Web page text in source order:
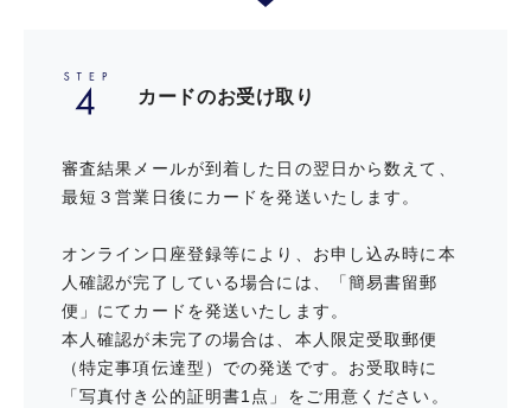
最も上達にフォーカスしたゴルフス
『Lounge Range』ご優待
スイングタイプ診断 by TensorGolfご
優待
カードのお受け取り
審査結果メールが到着した日の翌日から数えて、
最短３営業日後にカードを発送いたします。
オンライン口座登録等により、お申し込み時に本
人確認が完了している場合には、「簡易書留郵
便」にてカードを発送いたします。
本人確認が未完了の場合は、本人限定受取郵便
（特定事項伝達型）での発送です。お受取時に
「写真付き公的証明書1点」をご用意ください。